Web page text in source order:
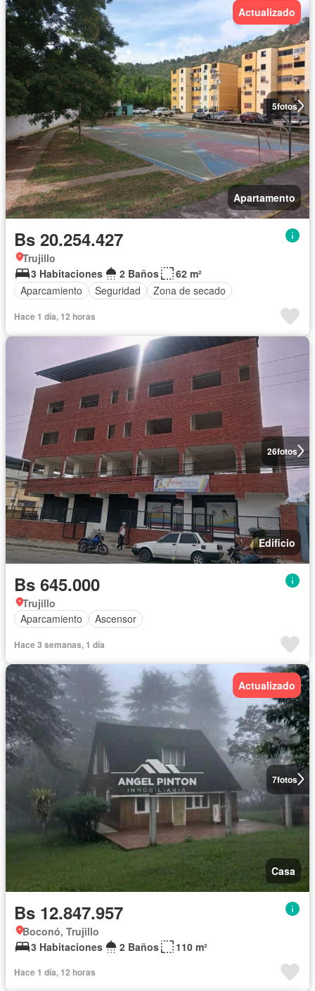
5fotos
Actualizado
Apartamento
Bs 20.254.427
Trujillo
3 Habitaciones
2 Baños
62 m²
Aparcamiento
Seguridad Zona de secado
Hace 1 día, 12 horas
26fotos
Edificio
Bs 645.000
Trujillo
Aparcamiento
Ascensor
Hace 3 semanas, 1 día
7fotos
Actualizado
Casa
Bs 12.847.957
Boconó, Trujillo
3 Habitaciones
2 Baños 110 m²
Hace 1 día, 12 horas